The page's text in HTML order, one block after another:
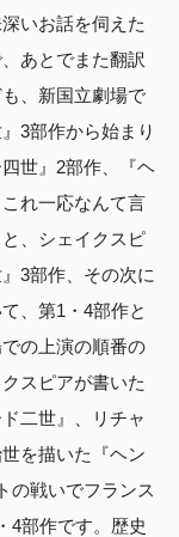
いお話を伺えた
あとでまた翻訳
、新国立劇場で
3部作から始まり
世』2部作、『ヘ
れ一応なんて言
、シェイクスピ
3部作、その次に
、第1・4部作と
の上演の順番の
スピアが書いた
二世』、リチャ
を描いた『ヘン
の戦いでフランス
4部作です。歴史